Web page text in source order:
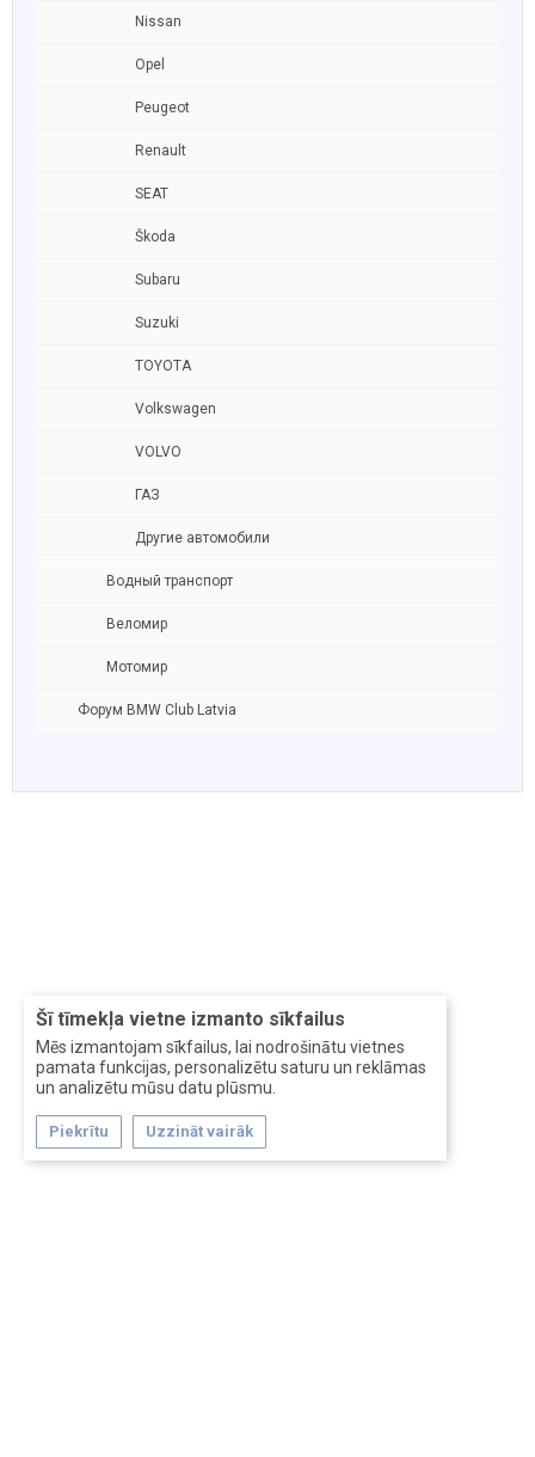
Šī tīmekļa vietne izmanto sīkfailus
Mēs izmantojam sīkfailus, lai nodrošinātu vietnes
pamata funkcijas, personalizētu saturu un reklāmas
un analizētu mūsu datu plūsmu.
Piekrītu Uzzināt vairāk
Nissan
Opel
Peugeot
Renault
SEAT
Škoda
Subaru
Suzuki
TOYOTA
Volkswagen
VOLVO
ГАЗ
Другие автомобили
Водный транспорт
Веломир
Мотомир
Форум BMW Club Latvia